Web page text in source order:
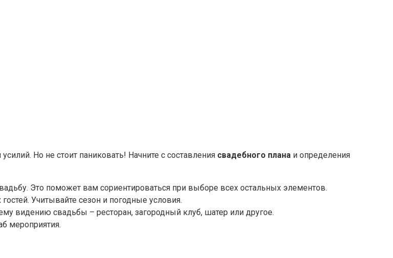
Но не стоит паниковать! Начните с составления свадебного плана и определения
Это поможет вам сориентироваться при выборе всех остальных элементов.
Учитывайте сезон и погодные условия.
видению свадьбы – ресторан, загородный клуб, шатер или другое.
мероприятия.